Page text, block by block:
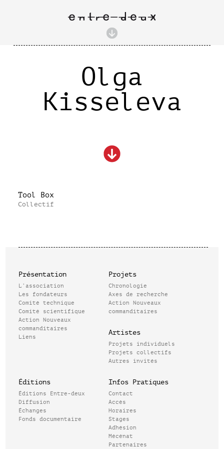
Olga
Kisseleva
Tool Box
Collectif
Présentation
L’association
Les fondateurs
Comité technique
Comité scientifique
Action Nouveaux
commanditaires
Liens
Projets
Chronologie
Axes de recherche
Action Nouveaux
commanditaires
Artistes
Projets individuels
Projets collectifs
Autres invités
Éditions
Éditions Entre-deux
Diffusion
Échanges
Fonds documentaire
Infos Pratiques
Contact
Accès
Horaires
Stages
Adhésion
Mécénat
Partenaires